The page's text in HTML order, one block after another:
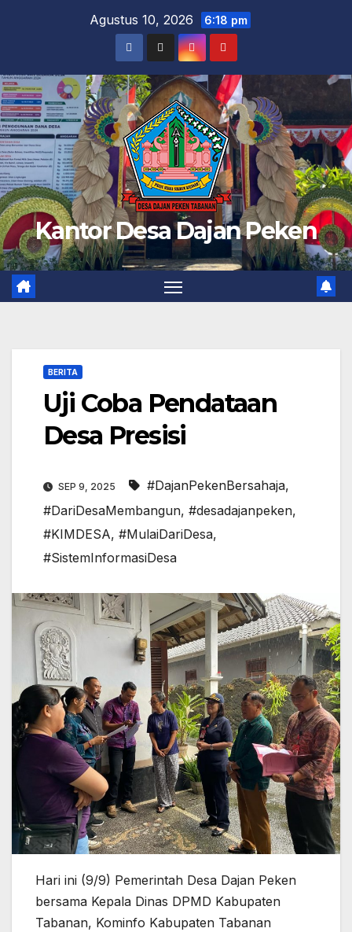
Agustus 10, 2026 6:18 pm
Kantor Desa Dajan Peken
BERITA
Uji Coba Pendataan
Desa Presisi
SEP 9, 2025 #DajanPekenBersahaja,
#DariDesaMembangun, #desadajanpeken,
#KIMDESA, #MulaiDariDesa,
#SistemInformasiDesa
Hari ini (9/9) Pemerintah Desa Dajan Peken
bersama Kepala Dinas DPMD Kabupaten
Tabanan, Kominfo Kabupaten Tabanan